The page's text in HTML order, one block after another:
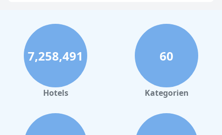
Erwachsenenhotels auf den Kanarischen Inseln
Erwachsenenhotels in Kroatien
Erwachsenenhotels an der Ostsee
Erwachsenenhotels im Schwarzwald
Erwachsenenhotels auf Teneriffa
Erwachsenenhotels in NRW
7,258,491
Hotels
60
Kategorien